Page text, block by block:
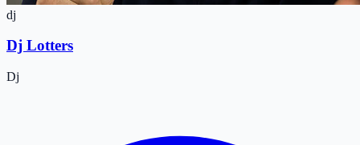
dj
Dj Lotters
Dj